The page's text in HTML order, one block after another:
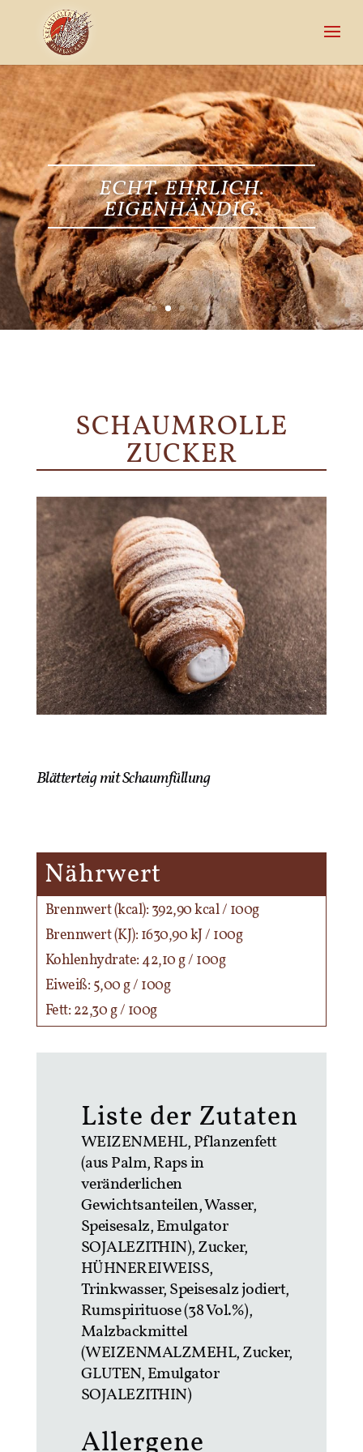
ECHT. EHRLICH.
EIGENHÄNDIG.
SCHAUMROLLE
ZUCKER
Blätterteig mit Schaumfüllung
Nährwert
Brennwert (kcal): 392,90 kcal / 100g
Brennwert (KJ): 1630,90 kJ / 100g
Kohlenhydrate: 42,10 g / 100g
Eiweiß: 5,00 g / 100g
Fett: 22,30 g / 100g
Liste der Zutaten
WEIZENMEHL, Pflanzenfett
(aus Palm, Raps in
veränderlichen
Gewichtsanteilen, Wasser,
Speisesalz, Emulgator
SOJALEZITHIN), Zucker,
HÜHNEREIWEISS,
Trinkwasser, Speisesalz jodiert,
Rumspirituose (38 Vol.%),
Malzbackmittel
(WEIZENMALZMEHL, Zucker,
GLUTEN, Emulgator
SOJALEZITHIN)
Allergene